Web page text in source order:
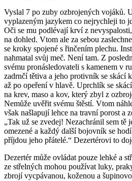
Vyslal 7 po zuby ozbrojených vojáků.
vyplazeným jazykem co nejrychleji to
Oči se mu podlévají krví z
na dohled. Vtom ale za sebou
se kroky spojené s řinčením plechu.
nahmatal svůj meč. Není tam. Z
svému pronásledovateli s kamenem v
zadrnčí tětiva a jeho protivník se skácí
až po opeření v hlavě. Uprchlík se
na krev, maso a kov, který zbyl z
Nemůže uvěřit svému štěstí. Vtom
však našlapují lehce na travní porost a
„Tak už se zvedej! Nezachránil sem tě
omezené a každý další bojovník se
příjdou jeho přátelé.“ Dezertérovi to
Dezertér může ovládat pouze lehké a
ze střelných mohou používat luky,
zbrojí vycpávanou, koženou a